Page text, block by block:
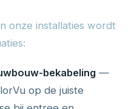
onze installaties wordt
bekabeling—
op de juiste